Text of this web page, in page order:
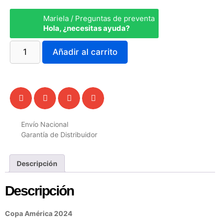
Mariela / Preguntas de preventa
Hola, ¿necesitas ayuda?
Añadir al carrito
Envío Nacional
Garantía de Distribuidor
Descripción
Descripción
Copa América 2024